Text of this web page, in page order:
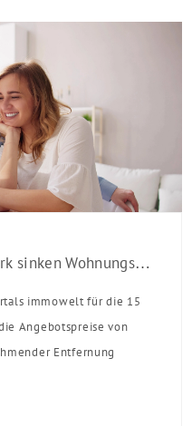
Pendeln lohnt sich: So stark sinken Wohnungspreise im Umland
immowelt für die 15
Angebotspreise von
Entfernung